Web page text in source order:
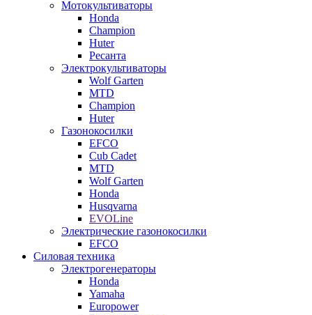
Мотокультиваторы
Honda
Champion
Huter
Ресанта
Электрокультиваторы
Wolf Garten
MTD
Champion
Huter
Газонокосилки
EFCO
Cub Cadet
MTD
Wolf Garten
Honda
Husqvarna
EVOLine
Электрические газонокосилки
EFCO
Силовая техника
Электрогенераторы
Honda
Yamaha
Europower